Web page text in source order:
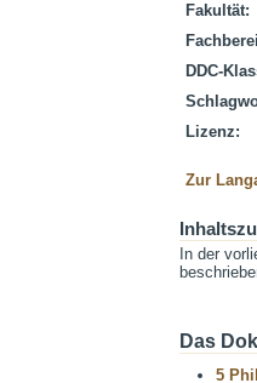
Fakultät:
DDC-
Lizenz:
Zur
In der
Das
5